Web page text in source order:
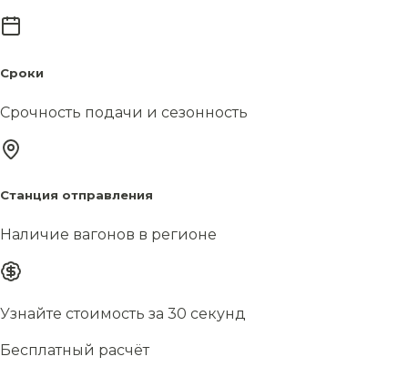
Сроки
Срочность подачи и сезонность
Станция отправления
Наличие вагонов в регионе
Узнайте стоимость за 30 секунд
Бесплатный расчёт